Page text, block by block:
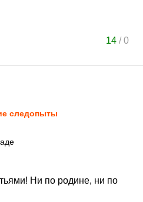
14 /0
следопыты
Ни по родине, ни по